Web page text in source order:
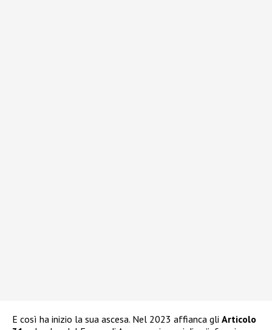
E così ha inizio la sua ascesa. Nel 2023 affianca gli Articolo